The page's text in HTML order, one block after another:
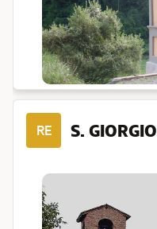
RE S. GIORGIO